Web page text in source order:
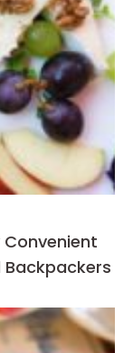
Convenient
Backpackers